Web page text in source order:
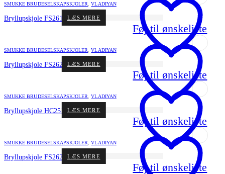
Føj til ønskeliste
Føj til ønskeliste
LÆS MERE
SMUKKE BRUDESELSKAPSKJOLER,VLADIYAN
Bryllupskjole FS2611 fra Vladiyan
Føj til ønskeliste
LÆS MERE
SMUKKE BRUDESELSKAPSKJOLER,VLADIYAN
Bryllupskjole FS2625 fra Vladiyan
Føj til ønskeliste
LÆS MERE
SMUKKE BRUDESELSKAPSKJOLER ,VLADIYAN
Bryllupskjole HC2513 fra Vladiyan
LÆS MERE
SMUKKE BRUDESELSKAPSKJOLER ,VLADIYAN
Bryllupskjole FS2620 fra Vladiyan